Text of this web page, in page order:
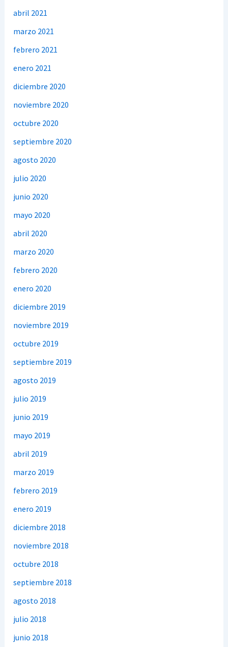
abril 2021
marzo 2021
febrero 2021
enero 2021
diciembre 2020
noviembre 2020
octubre 2020
septiembre 2020
agosto 2020
julio 2020
junio 2020
mayo 2020
abril 2020
marzo 2020
febrero 2020
enero 2020
diciembre 2019
noviembre 2019
octubre 2019
septiembre 2019
agosto 2019
julio 2019
junio 2019
mayo 2019
abril 2019
marzo 2019
febrero 2019
enero 2019
diciembre 2018
noviembre 2018
octubre 2018
septiembre 2018
agosto 2018
julio 2018
junio 2018